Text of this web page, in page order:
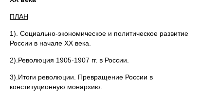
ПЛАН
1). Социально-экономическое и политическое развитие
России в начале ХХ века.
2).Революция 1905-1907 гг. в России.
3).Итоги революции. Превращение России в
конституционную монархию.